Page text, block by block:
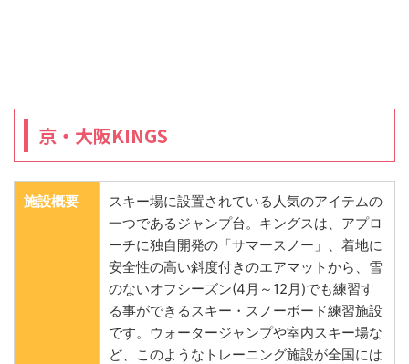
京・大阪KINGS
施設概要
スキー場に設置されている人気のアイテムの
一つであるジャンプ台。キングスは、アプロ
ーチに独自開発の「サマースノー」、着地に
安全性の高い斜度付きのエアマットから、雪
のないオフシーズン(4月～12月)でも練習す
る事ができるスキー・スノーボード練習施設
です。ウォータージャンプや室内スキー場な
ど、このようなトレーニング施設が全国には